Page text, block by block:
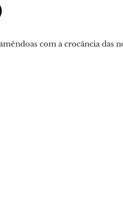
com a crocância das